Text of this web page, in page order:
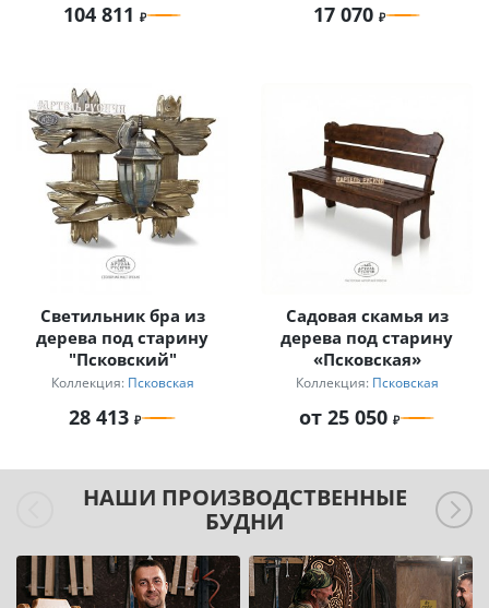
104 811 17 070
Светильник бра из
дерева под старину
"Псковский"
Коллекция: Псковская
28 413
Садовая скамья из
дерева под старину
«Псковская»
Коллекция: Псковская
от 25 050
НАШИ ПРОИЗВОДСТВЕННЫЕ
БУДНИ